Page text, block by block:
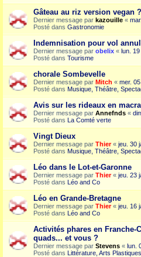
Gâteau au riz version vegan
Dernier message par kazouille «
Posté dans Gastronomie
Indemnisation pour vol
Dernier message par obelix « lun.
Posté dans Tourisme
chorale Sombevelle
Dernier message par Mitch « mer.
Posté dans Musique, Théâtre,
Avis sur les rideaux en
Dernier message par Annefnds «
Posté dans La Comté verte
Vingt Dieux
Dernier message par Thier« jeu. 30
Posté dans Musique, Théâtre,
Léo dans le Lot-et-Garonne
Dernier message par Thier« jeu. 23
Posté dans Léo and Co
Léo en Grande-Bretagne
Dernier message par Thier« jeu. 16
Posté dans Léo and Co
Activités phares en Franche-
quads... et vous ?
Dernier message par Stevens « lun.
Posté dans Littérature, Arts